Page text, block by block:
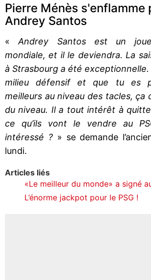
Pierre Ménès s'enflamme
Andrey Santos
« Andrey Santos est un
mondiale, et il le deviendra. La
à Strasbourg a été exceptionnelle.
milieu défensif et que tu es
meilleurs au niveau des tacles, ça
du niveau. Il a tout intérêt à
ce qu’ils vont le vendre au
intéressé ? » se demande
lundi.
Articles liés
«Le meilleur du monde» a signé
L’énorme jackpot pour le PSG !